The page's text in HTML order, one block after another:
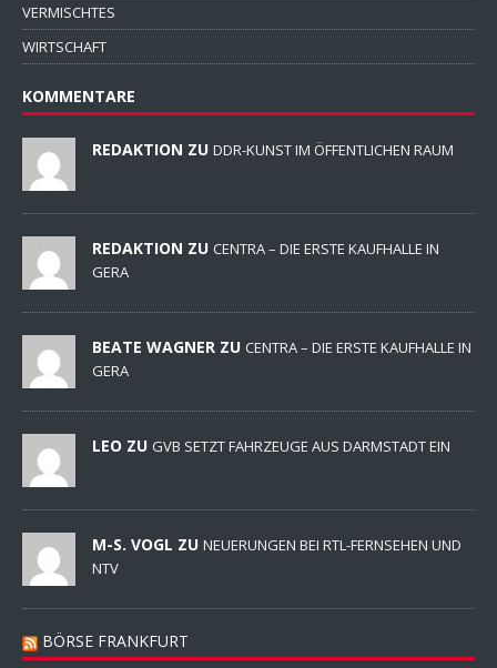
VERMISCHTES
WIRTSCHAFT
KOMMENTARE
REDAKTION ZU DDR-KUNST IM ÖFFENTLICHEN RAUM
REDAKTION ZU CENTRA – DIE ERSTE KAUFHALLE IN
GERA
BEATE WAGNER ZU CENTRA – DIE ERSTE KAUFHALLE IN
GERA
LEO ZU GVB SETZT FAHRZEUGE AUS DARMSTADT EIN
M-S. VOGL ZU NEUERUNGEN BEI RTL-FERNSEHEN UND
NTV
BÖRSE FRANKFURT